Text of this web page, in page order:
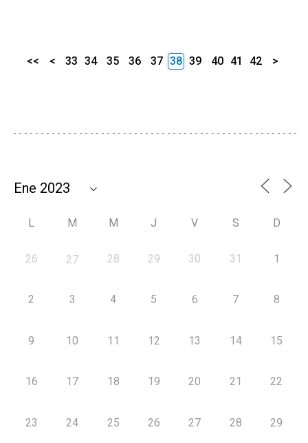
<< < 33 34 35 36 37 38 39 40 41 42 >
L M M J V S D
26 27 28 29 30 31 1
2 3 4 5 6 7 8
9 10 11 12 13 14 15
16 17 18 19 20 21 22
23 24 25 26 27 28 29